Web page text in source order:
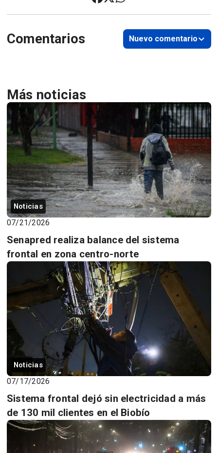
Comentarios Nuevo comentario
Más noticias
Noticias
07/21/2026
Senapred realiza balance del sistema
frontal en zona centro-norte
Noticias
07/17/2026
Sistema frontal dejó sin electricidad a más
de 130 mil clientes en el Biobío